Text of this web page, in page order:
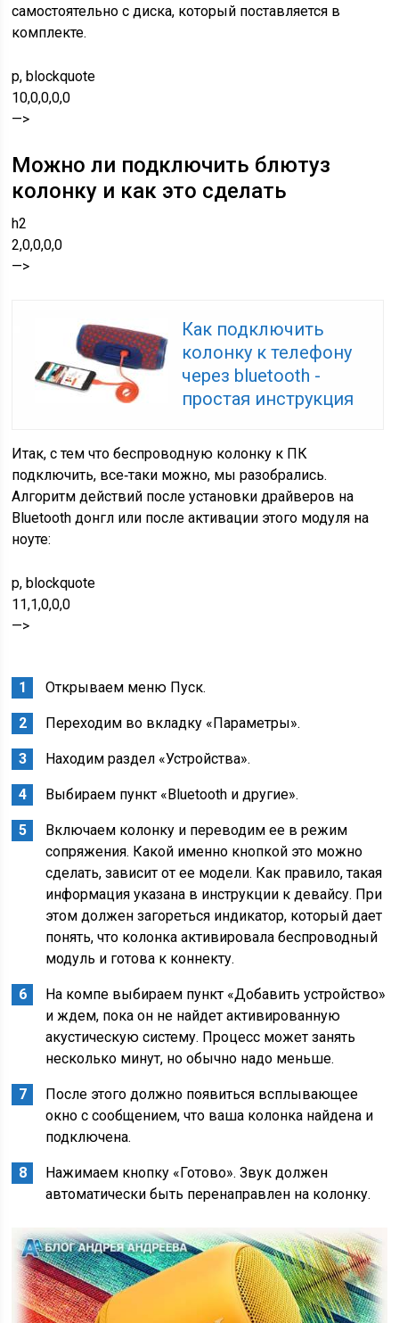
самостоятельно с диска, который поставляется в
комплекте.
p, blockquote
10,0,0,0,0
—>
Можно ли подключить блютуз
колонку и как это сделать
h2
2,0,0,0,0
—>
Как подключить
колонку к телефону
через bluetooth -
простая инструкция
Итак, с тем что беспроводную колонку к ПК
подключить, все‐таки можно, мы разобрались.
Алгоритм действий после установки драйверов на
Bluetooth донгл или после активации этого модуля на
ноуте:
p, blockquote
11,1,0,0,0
—>
Открываем меню Пуск.
Переходим во вкладку «Параметры».
Находим раздел «Устройства».
Выбираем пункт «Bluetooth и другие».
Включаем колонку и переводим ее в режим
сопряжения. Какой именно кнопкой это можно
сделать, зависит от ее модели. Как правило, такая
информация указана в инструкции к девайсу. При
этом должен загореться индикатор, который дает
понять, что колонка активировала беспроводный
модуль и готова к коннекту.
На компе выбираем пункт «Добавить устройство»
и ждем, пока он не найдет активированную
акустическую систему. Процесс может занять
несколько минут, но обычно надо меньше.
После этого должно появиться всплывающее
окно с сообщением, что ваша колонка найдена и
подключена.
Нажимаем кнопку «Готово». Звук должен
автоматически быть перенаправлен на колонку.